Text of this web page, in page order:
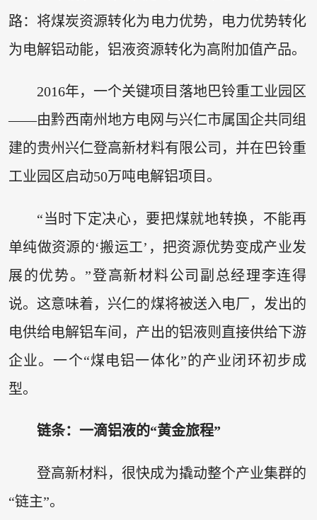
路：将煤炭资源转化为电力优势，电力优势转化
为电解铝动能，铝液资源转化为高附加值产品。
2016年，一个关键项目落地巴铃重工业园区
——由黔西南州地方电网与兴仁市属国企共同组
建的贵州兴仁登高新材料有限公司，并在巴铃重
工业园区启动50万吨电解铝项目。
“当时下定决心，要把煤就地转换，不能再
单纯做资源的‘搬运工’，把资源优势变成产业发
展的优势。”登高新材料公司副总经理李连得
说。这意味着，兴仁的煤将被送入电厂，发出的
电供给电解铝车间，产出的铝液则直接供给下游
企业。一个“煤电铝一体化”的产业闭环初步成
型。
链条：一滴铝液的“黄金旅程”
登高新材料，很快成为撬动整个产业集群的
“链主”。